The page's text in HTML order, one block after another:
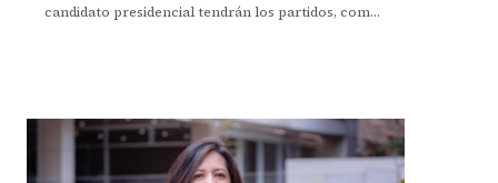
candidato presidencial tendrán los partidos, como